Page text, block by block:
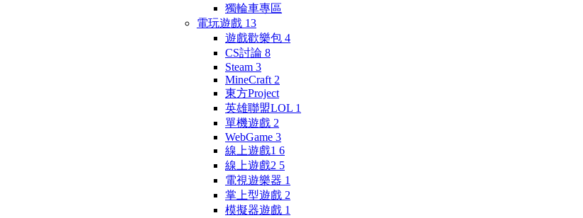
獨輪車專區
電玩遊戲 13
遊戲歡樂包 4
CS討論 8
Steam 3
MineCraft 2
東方Project
英雄聯盟LOL 1
單機遊戲 2
WebGame 3
線上遊戲1 6
線上遊戲2 5
電視遊樂器 1
掌上型遊戲 2
模擬器遊戲 1